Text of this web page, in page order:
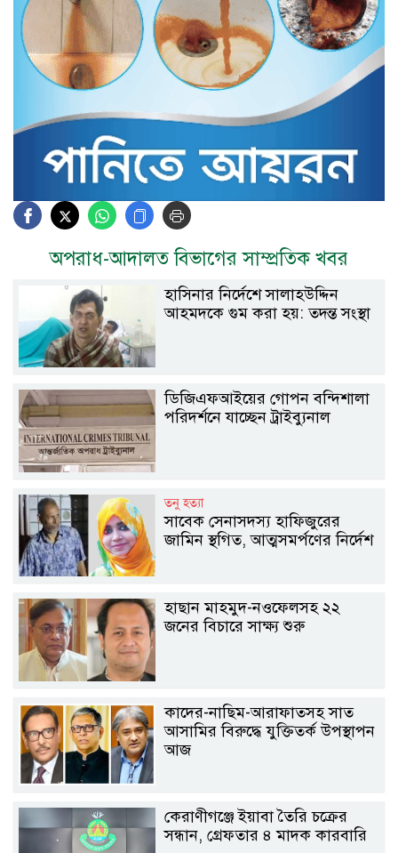
অপরাধ-আদালত বিভাগের সাম্প্রতিক খবর
হাসিনার নির্দেশে সালাহউদ্দিন
আহমদকে গুম করা হয়: তদন্ত সংস্থা
ডিজিএফআইয়ের গোপন বন্দিশালা
পরিদর্শনে যাচ্ছেন ট্রাইব্যুনাল
তনু হত্যা
সাবেক সেনাসদস্য হাফিজুরের
জামিন স্থগিত, আত্মসমর্পণের নির্দেশ
হাছান মাহমুদ-নওফেলসহ ২২
জনের বিচারে সাক্ষ্য শুরু
কাদের-নাছিম-আরাফাতসহ সাত
আসামির বিরুদ্ধে যুক্তিতর্ক উপস্থাপন
আজ
কেরাণীগঞ্জে ইয়াবা তৈরি চক্রের
সন্ধান, গ্রেফতার ৪ মাদক কারবারি